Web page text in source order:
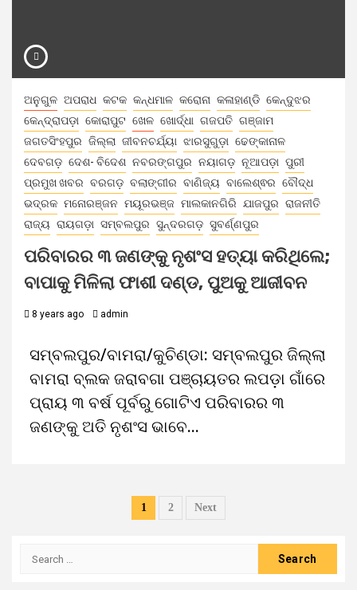
ଅନୁଗୁଳ ଅପରାଧ କଟକ କନ୍ଧମାଳ କରୋନା କଳାହାଣ୍ଡି କେନ୍ଦୁଝର
କେନ୍ଦ୍ରାପଡ଼ା କୋରାପୁଟ ଖେଳ ଖୋର୍ଦ୍ଧା ଗଜପତି ଗଞ୍ଜାମ
ଜଗତସିଂହପୁର ଜିଲ୍ଲା ଜୀବନଚର୍ଯ୍ୟା ଝାରସୁଗୁଡ଼ା ଢେଙ୍କାନାଳ
ଦେବଗଡ଼ ଦେଶ- ବିଦେଶ ନବରଙ୍ଗପୁର ନୟାଗଡ଼ ନୂଆପଡ଼ା ପୁରୀ
ପ୍ରମୁଖ ଖବର ବରଗଡ଼ ବଲାଙ୍ଗୀର ବାଣିଜ୍ୟ ବାଲେଶ୍ଵର ବୌଦ୍ଧ
ଭଦ୍ରକ ମନୋରଞ୍ଜନ ମୟୂରଭଞ୍ଜ ମାଲକାନଗିରି ଯାଜପୁର ରାଜନୀତି
ରାଜ୍ୟ ରାୟଗଡ଼ା ସମ୍ବଲପୁର ସୁନ୍ଦରଗଡ଼ ସୁବର୍ଣ୍ଣପୁର
ପରିବାରର ୩ ଜଣଙ୍କୁ ନୃଶଂସ ହତ୍ୟା କରିଥିଲେ;
ବାପାକୁ ମିଳିଲା ଫାଶୀ ଦଣ୍ଡ, ପୁଅକୁ ଆଜୀବନ
8 years ago admin
ସମ୍ବଲପୁର/ବାମରା/କୁଚିଣ୍ଡା: ସମ୍ବଲପୁର ଜିଲ୍ଲା
ବାମରା ବ୍ଲକ ଜରାବଗା ପଞ୍ଚାୟତର ଲପଡ଼ା ଗାଁରେ
ପ୍ରାୟ ୩ ବର୍ଷ ପୂର୍ବରୁ ଗୋଟିଏ ପରିବାରର ୩
ଜଣଙ୍କୁ ଅତି ନୃଶଂସ ଭାବେ...
1 2 Next